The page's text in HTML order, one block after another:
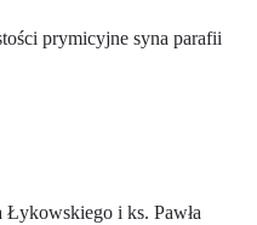
prymicyjne syna parafii
i ks. Pawła